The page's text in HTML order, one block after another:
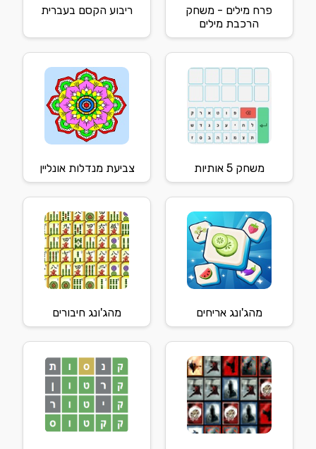
פרח מילים - משחק
הרכבת מילים
ריבוע הקסם בעברית
משחק 5 אותיות צביעת מנדלות אונליין
מהג'ונג אריחים מהג'ונג חיבורים